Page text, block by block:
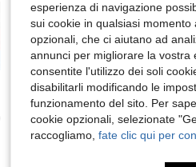
Magazzino EU 2026 damen sommer outfit Tonight I'm Being a Good Guy T-shirt | Tonight I'm Being a Good Guy T-shirt | Italian Phrase, Bold Pink Text
16.00€
esperienza di navigazione
sui cookie in qualsiasi
opzionali, che ci aiutano ad
annunci per migliorare la vostra
consentite l'utilizzo dei soli
disabilitarli modificando le
funzionamento del sito. Per
cookie opzionali, selezionate
raccogliamo, fate clic qui per